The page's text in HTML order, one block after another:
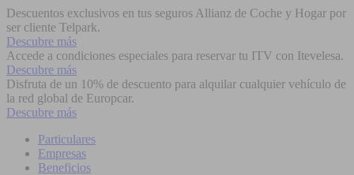
Descuentos exclusivos en tus seguros Allianz de Coche y Hogar por
ser cliente Telpark.
Descubre más
Accede a condiciones especiales para reservar tu ITV con Itevelesa.
Descubre más
Disfruta de un 10% de descuento para alquilar cualquier vehículo de
la red global de Europcar.
Descubre más
Particulares
Empresas
Beneficios